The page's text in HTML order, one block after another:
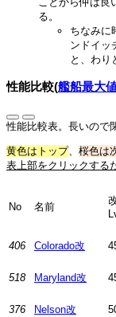
る。
ちなみに
ンドイッ
と、わり
性能比較(艦船最大
性能比較表。長いので
黄色はトップ、 桜色は
表上部をクリックする
No 名前
406 Colorado改
518 Maryland改
376 Nelson改